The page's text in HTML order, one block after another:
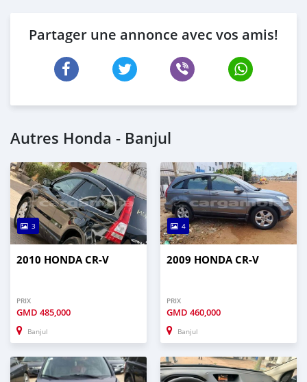
Partager une annonce avec vos amis!
Autres Honda - Banjul
3
2010 HONDA CR-V
PRIX
GMD 485,000
Banjul
4
2009 HONDA CR-V
PRIX
GMD 460,000
Banjul